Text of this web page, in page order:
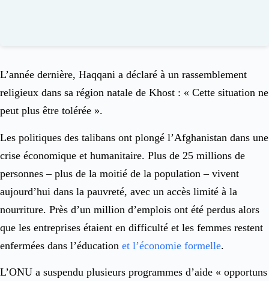
L’année dernière, Haqqani a déclaré à un rassemblement
religieux dans sa région natale de Khost : « Cette situation ne
peut plus être tolérée ».
Les politiques des talibans ont plongé l’Afghanistan dans une
crise économique et humanitaire. Plus de 25 millions de
personnes – plus de la moitié de la population – vivent
aujourd’hui dans la pauvreté, avec un accès limité à la
nourriture. Près d’un million d’emplois ont été perdus alors
que les entreprises étaient en difficulté et les femmes restent
enfermées dans l’éducation et l’économie formelle.
L’ONU a suspendu plusieurs programmes d’aide « opportuns